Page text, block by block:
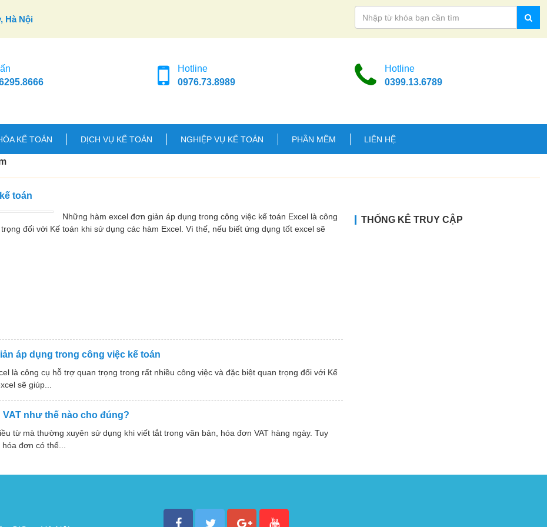
Hà Nội
Hotline
0976.73.8989
Hotline
0399.13.6789
KẾ TOÁN DỊCH VỤ KẾ TOÁN NGHIỆP VỤ KẾ TOÁN PHẦN MỀM LIÊN HỆ
toán
Những hàm excel đơn giản áp dụng trong công việc kế toán Excel là công
đối với Kế toán khi sử dụng các hàm Excel. Vì thế, nếu biết ứng dụng tốt excel sẽ
áp dụng trong công việc kế toán
là công cụ hỗ trợ quan trọng trong rất nhiều công việc và đặc biệt quan trọng đối với Kế
sẽ giúp...
như thế nào cho đúng?
từ mà thường xuyên sử dụng khi viết tắt trong văn bản, hóa đơn VAT hàng ngày. Tuy
đơn có thể...
THỐNG KÊ TRUY CẬP